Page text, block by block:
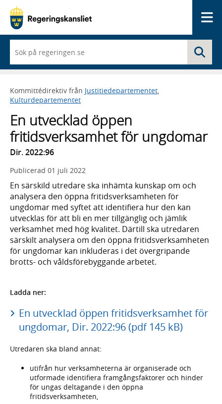
du
börjar
skriva
framträder
en
med
sökförslag
Kommittédirektiv från Justitiedepartementet,
Kulturdepartementet
En utvecklad öppen
fritidsverksamhet för ungdomar
Dir. 2022:96
Publicerad 01 juli 2022
En särskild utredare ska inhämta kunskap om och
analysera den öppna fritidsverksamheten för
ungdomar med syftet att identifiera hur den kan
utvecklas för att bli en mer tillgänglig och jämlik
verksamhet med hög kvalitet. Därtill ska utredaren
särskilt analysera om den öppna fritidsverksamheten
för ungdomar kan inkluderas i det övergripande
brotts- och våldsförebyggande arbetet.
Ladda ner:
En utvecklad öppen fritidsverksamhet för
ungdomar, Dir. 2022:96 (pdf 145 kB)
Utredaren ska bland annat:
utifrån hur verksamheterna är organiserade och
utformade identifiera framgångsfaktorer och hinder
för ungas deltagande i den öppna
fritidsverksamheten,